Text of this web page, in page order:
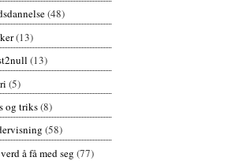
(48)
(13)
(13)
(5)
og triks(8)
(58)
å få med seg (77)